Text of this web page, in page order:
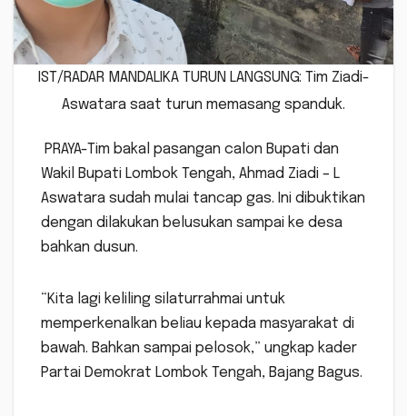
IST/RADAR MANDALIKA TURUN LANGSUNG: Tim Ziadi-
Aswatara saat turun memasang spanduk.
PRAYA-Tim bakal pasangan calon Bupati dan
Wakil Bupati Lombok Tengah, Ahmad Ziadi – L
Aswatara sudah mulai tancap gas. Ini dibuktikan
dengan dilakukan belusukan sampai ke desa
bahkan dusun.
“Kita lagi keliling silaturrahmai untuk
memperkenalkan beliau kepada masyarakat di
bawah. Bahkan sampai pelosok,” ungkap kader
Partai Demokrat Lombok Tengah, Bajang Bagus.